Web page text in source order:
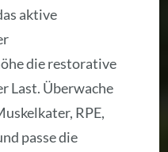
aktive
die restorative
Last. Überwache
RPE,
passe die